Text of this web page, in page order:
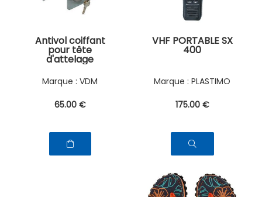
Antivol coiffant
pour tête
d'attelage
VDM
65.00 €
VHF PORTABLE SX
400
PLASTIMO
175.00 €